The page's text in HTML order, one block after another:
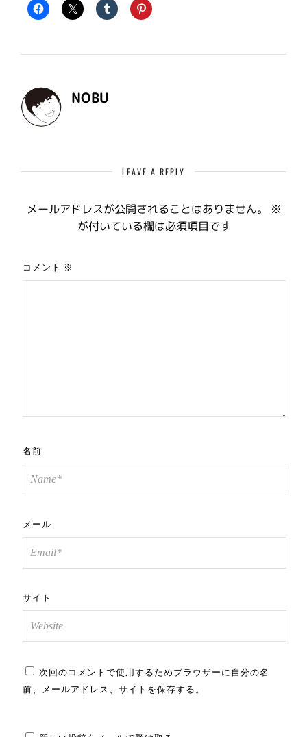
NOBU
LEAVE A REPLY
メールアドレスが公開されることはありません。
※
が付いている欄は必須項目です
コメント ※
名前
メール
サイト
次回のコメントで使用するためブラウザーに自分の名
前、メールアドレス、サイトを保存する。